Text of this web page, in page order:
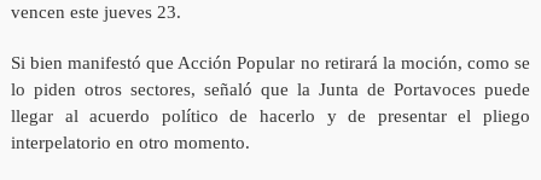
vencen este jueves 23.
Si bien manifestó que Acción Popular no retirará la moción, como se
lo piden otros sectores, señaló que la Junta de Portavoces puede
llegar al acuerdo político de hacerlo y de presentar el pliego
interpelatorio en otro momento.